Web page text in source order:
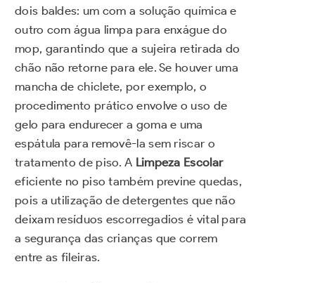
dois baldes: um com a solução química e
outro com água limpa para enxágue do
mop, garantindo que a sujeira retirada do
chão não retorne para ele. Se houver uma
mancha de chiclete, por exemplo, o
procedimento prático envolve o uso de
gelo para endurecer a goma e uma
espátula para removê-la sem riscar o
tratamento de piso. A Limpeza Escolar
eficiente no piso também previne quedas,
pois a utilização de detergentes que não
deixam resíduos escorregadios é vital para
a segurança das crianças que correm
entre as fileiras.